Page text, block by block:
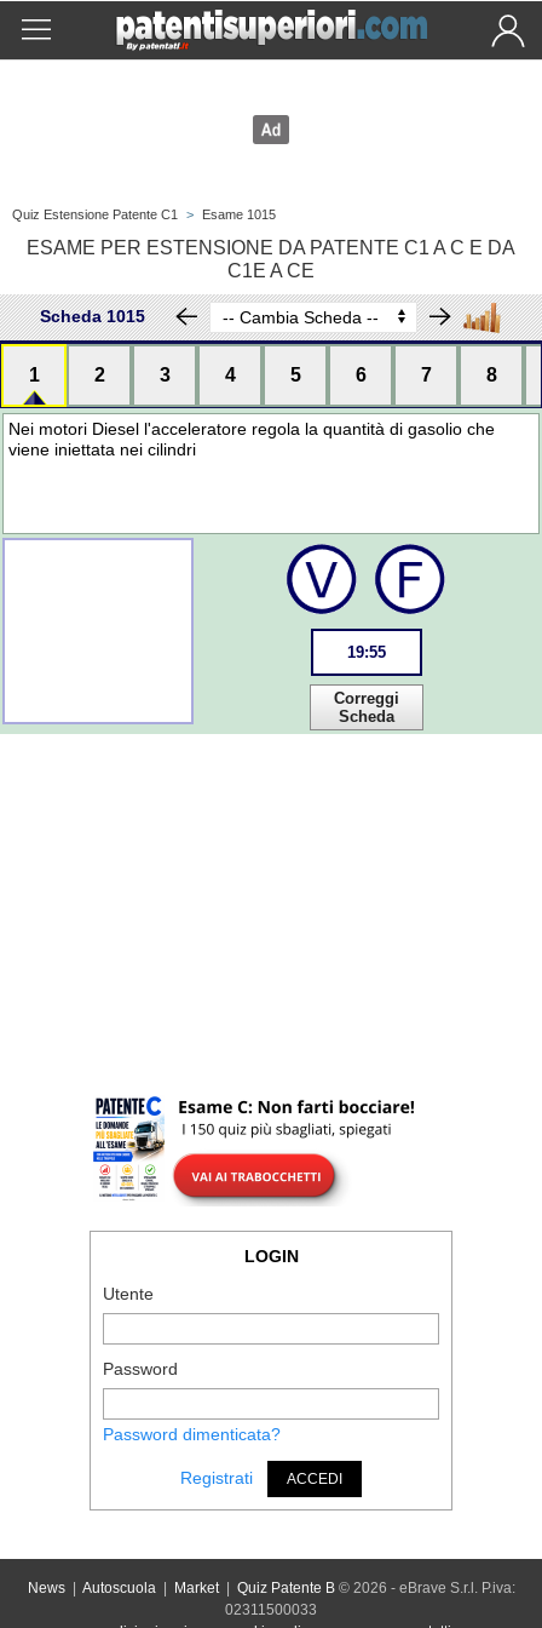
Quiz Estensione Patente C1 > Esame 1015
ESAME PER ESTENSIONE DA PATENTE C1 A C E DA
C1E A CE
Scheda 1015
1 2 3 4 5 6 7 8
Nei motori Diesel l'acceleratore regola la quantità di gasolio che
viene iniettata nei cilindri
19:55
Correggi
Scheda
LOGIN
Utente
Password
Password dimenticata?
Registrati ACCEDI
News| Autoscuola| Market| Quiz Patente B© 2026 - eBrave S.r.l. P.iva:
02311500033